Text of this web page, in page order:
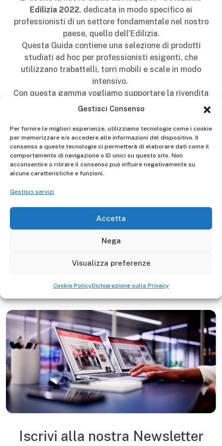
Gestisci Consenso
Per fornire le migliori esperienze, utilizziamo tecnologie come i cookie
per memorizzare e/o accedere alle informazioni del dispositivo. Il
consenso a queste tecnologie ci permetterà di elaborare dati come il
comportamento di navigazione o ID unici su questo sito. Non
acconsentire o ritirare il consenso può influire negativamente su
alcune caratteristiche e funzioni.
Gestisci servizi
Accetta
Nega
Visualizza preferenze
Cookie PolicyDichiarazione sulla Privacy
Edilizia 2022, dedicata in modo specifico ai
professionisti di un settore fondamentale nel nostro
paese, quello dell'Edilizia.
Questa Guida contiene una selezione di prodotti
studiati ad hoc per professionisti esigenti, che
utilizzano trabattelli, torri mobili e scale in modo
intensivo.
Con questa gamma vogliamo supportare la rivendita
di materiale edile nel processo di cambiamento che
possibile a prendersi cura della propria clientela.
Per richiedere la Guida e qualunque informazione,
l'indirizzo mail è marketing@gierrescale.com
Iscrivi alla nostra Newsletter